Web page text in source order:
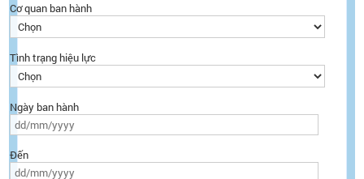
Cơ quan ban hành
Tình trạng hiệu lực
Ngày ban hành
Đến